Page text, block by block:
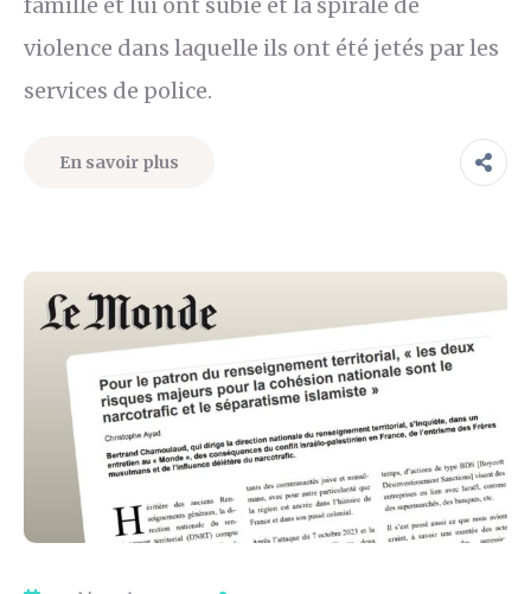
violence dans laquelle ils ont été jetés par les
services de police.
En savoir plus